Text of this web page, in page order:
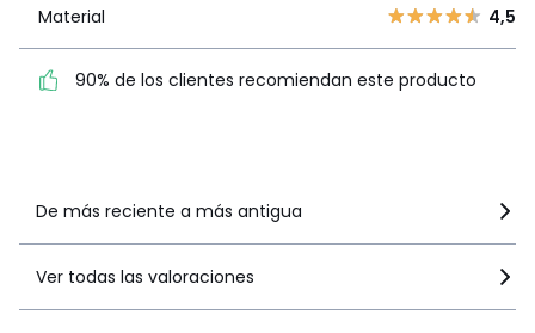
4,5
recomiendan este producto
Material 4,5
90% de los clientes recomiendan este producto
De más reciente a más antigua
Ver todas las valoraciones